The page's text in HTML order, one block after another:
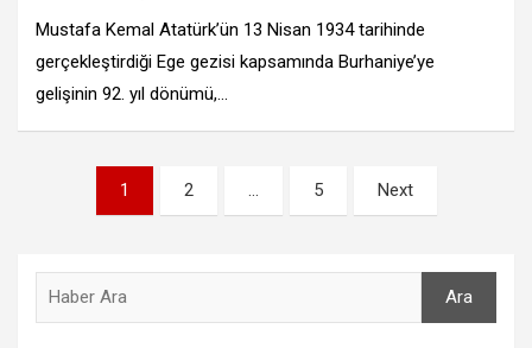
Mustafa Kemal Atatürk’ün 13 Nisan 1934 tarihinde
gerçekleştirdiği Ege gezisi kapsamında Burhaniye’ye
gelişinin 92. yıl dönümü,…
sayfalandırması
1 2 5 Next
Ara